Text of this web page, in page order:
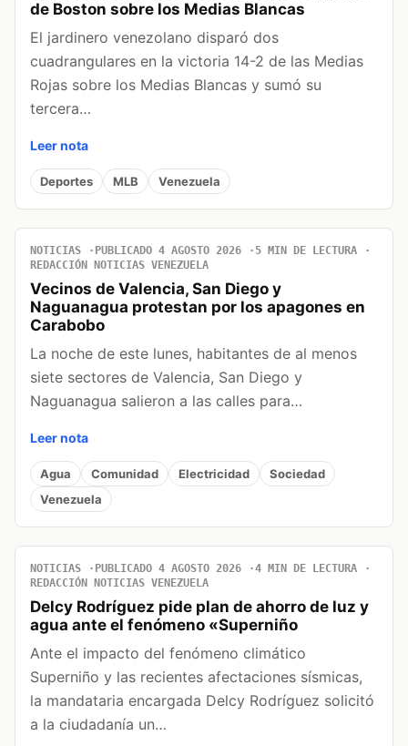
de Boston sobre los Medias Blancas
El jardinero venezolano disparó dos
cuadrangulares en la victoria 14-2 de las Medias
Rojas sobre los Medias Blancas y sumó su
tercera…
Leer nota
Deportes MLB Venezuela
NOTICIAS PUBLICADO 4 AGOSTO 2026
5 MIN DE LECTURA
REDACCIÓN NOTICIAS VENEZUELA
Vecinos de Valencia, San Diego y
Naguanagua protestan por los apagones en
Carabobo
La noche de este lunes, habitantes de al menos
siete sectores de Valencia, San Diego y
Naguanagua salieron a las calles para…
Leer nota
Agua Comunidad Electricidad
Sociedad
Venezuela
NOTICIAS PUBLICADO 4 AGOSTO 2026
4 MIN DE LECTURA
REDACCIÓN NOTICIAS VENEZUELA
Delcy Rodríguez pide plan de ahorro de luz y
agua ante el fenómeno «Superniño
Ante el impacto del fenómeno climático
Superniño y las recientes afectaciones sísmicas,
la mandataria encargada Delcy Rodríguez solicitó
a la ciudadanía un…